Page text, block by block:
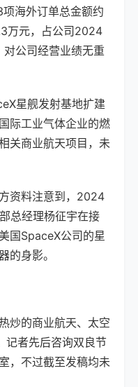
海外订单总金额约
万元，占公司2024
对公司经营业绩无重
星舰发射基地扩建
际工业气体企业的燃
关商业航天项目，未
资料注意到，2024
总经理杨征宇在接
国SpaceX公司的星
的身影。
炒的商业航天、太空
记者先后咨询双良节
，不过截至发稿均未